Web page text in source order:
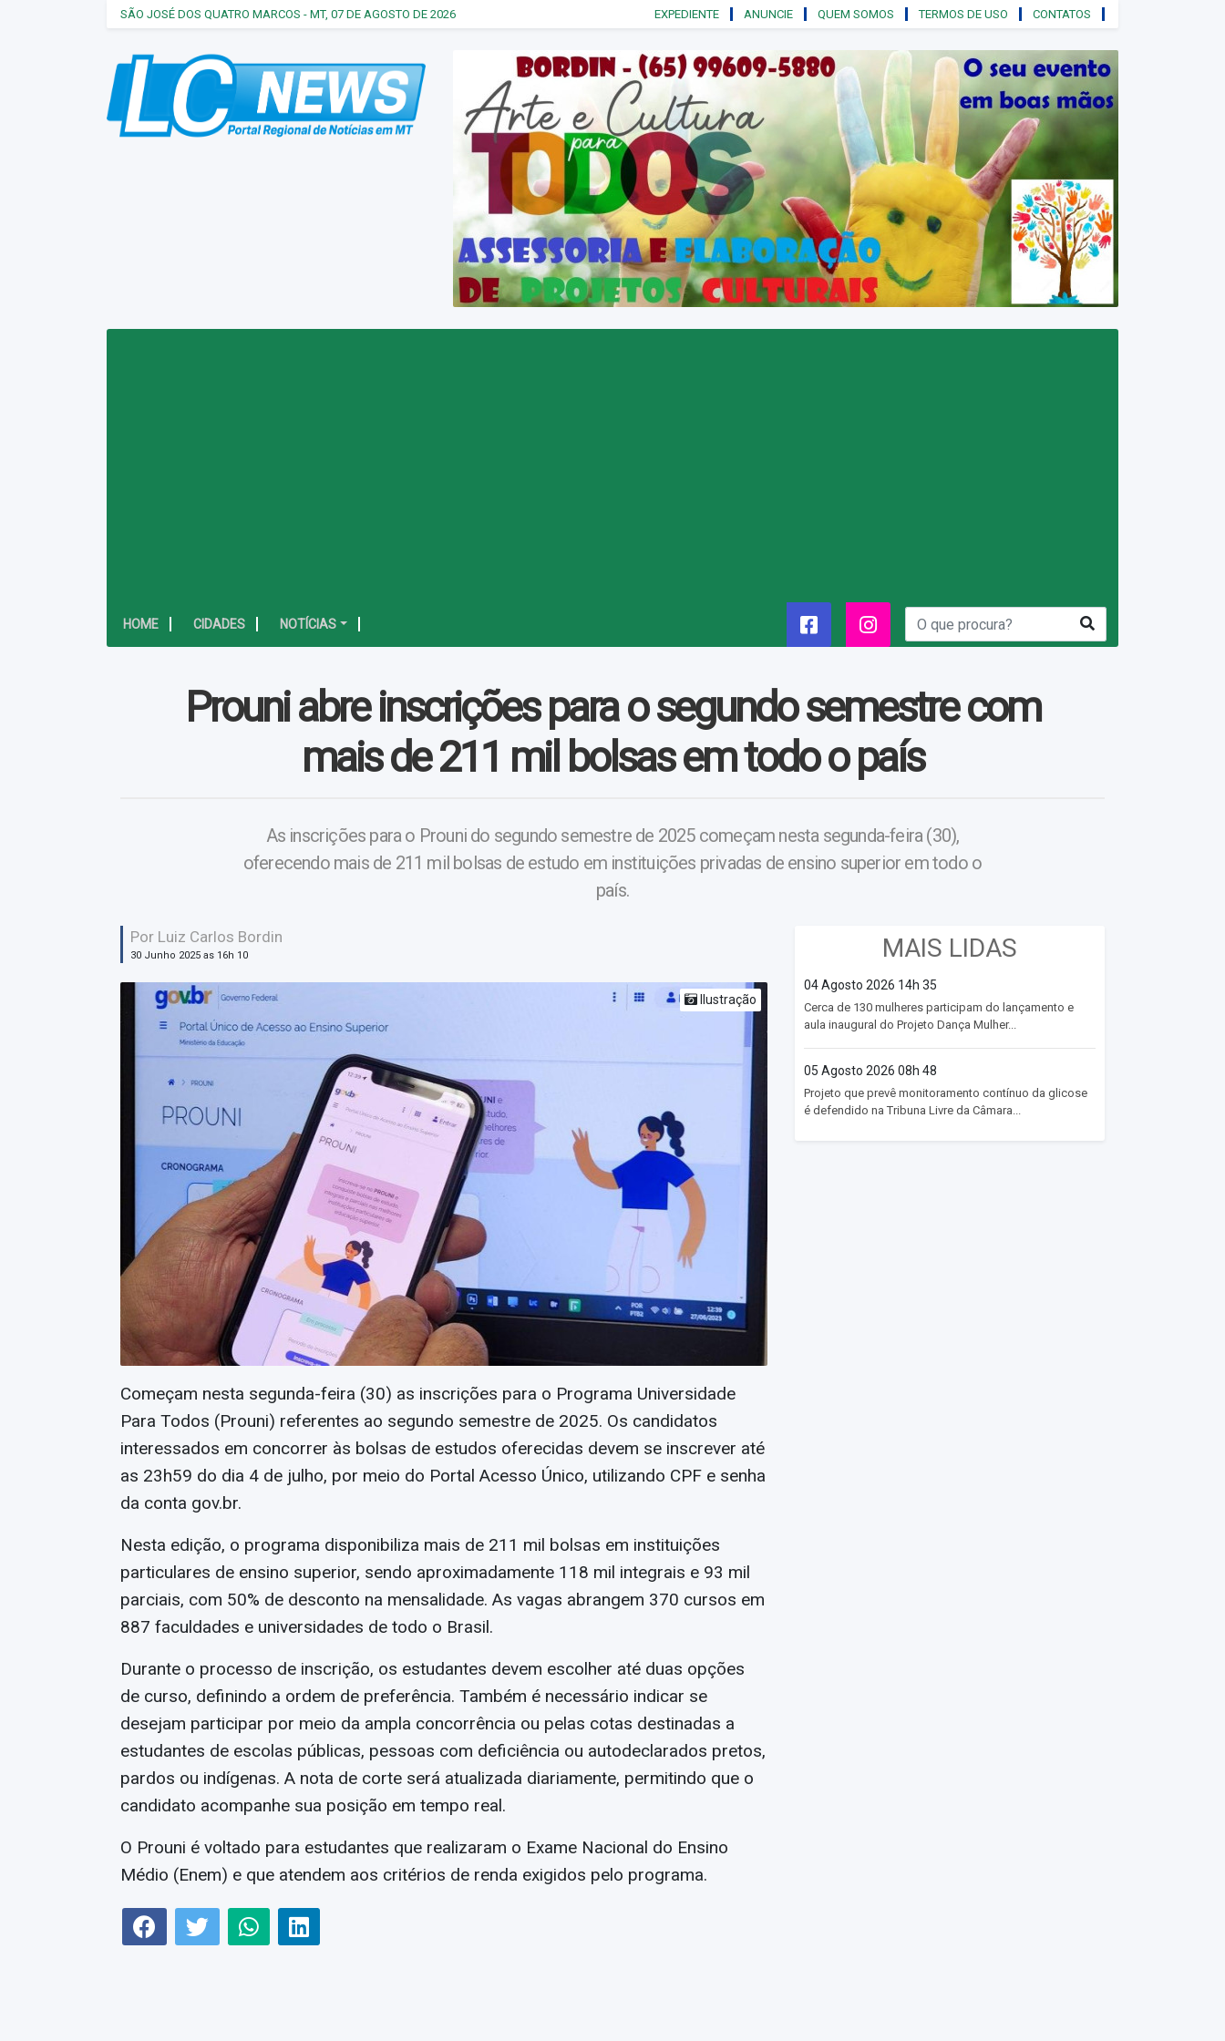
SÃO JOSÉ DOS QUATRO MARCOS - MT, 07 DE AGOSTO DE 2026 EXPEDIENTE ANUNCIE QUEM SOMOS TERMOS DE USO CONTATOS
HOME CIDADES NOTÍCIAS
Prouni abre inscrições para o segundo semestre com
mais de 211 mil bolsas em todo o país
As inscrições para o Prouni do segundo semestre de 2025 começam nesta segunda-feira (30),
oferecendo mais de 211 mil bolsas de estudo em instituições privadas de ensino superior em todo o
país.
Por Luiz Carlos Bordin
30 Junho 2025 as 16h 10
Ilustração
Começam nesta segunda-feira (30) as inscrições para o Programa Universidade
Para Todos (Prouni) referentes ao segundo semestre de 2025. Os candidatos
interessados em concorrer às bolsas de estudos oferecidas devem se inscrever até
as 23h59 do dia 4 de julho, por meio do Portal Acesso Único, utilizando CPF e senha
da conta gov.br.
Nesta edição, o programa disponibiliza mais de 211 mil bolsas em instituições
particulares de ensino superior, sendo aproximadamente 118 mil integrais e 93 mil
parciais, com 50% de desconto na mensalidade. As vagas abrangem 370 cursos em
887 faculdades e universidades de todo o Brasil.
Durante o processo de inscrição, os estudantes devem escolher até duas opções
de curso, definindo a ordem de preferência. Também é necessário indicar se
desejam participar por meio da ampla concorrência ou pelas cotas destinadas a
estudantes de escolas públicas, pessoas com deficiência ou autodeclarados pretos,
pardos ou indígenas. A nota de corte será atualizada diariamente, permitindo que o
candidato acompanhe sua posição em tempo real.
O Prouni é voltado para estudantes que realizaram o Exame Nacional do Ensino
Médio (Enem) e que atendem aos critérios de renda exigidos pelo programa.
MAIS LIDAS
04 Agosto 2026 14h 35
Cerca de 130 mulheres participam do lançamento e
aula inaugural do Projeto Dança Mulher...
05 Agosto 2026 08h 48
Projeto que prevê monitoramento contínuo da glicose
é defendido na Tribuna Livre da Câmara...